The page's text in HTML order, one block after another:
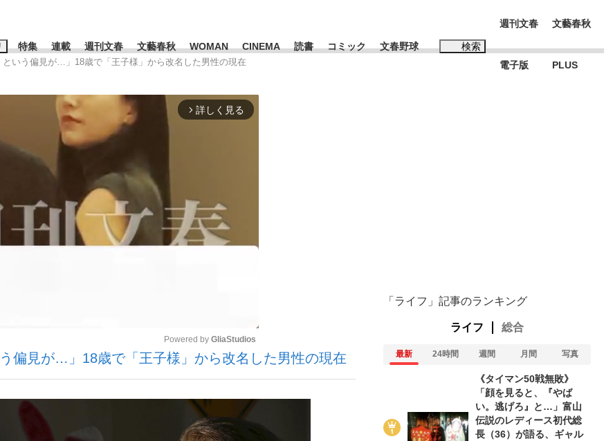
「クマが悪者扱いされているのが悲しい」『北の国から』倉本聰氏（91...
特集
いまさら聞けない資産運用のすべて
連載 週刊文春 文藝春秋 WOMAN CINEMA 読書 コミック 文春野球 検索
ードタグ一覧
#高市早苗 #森岡毅
週刊文春
電子版
文藝春秋
PLUS
いう偏見が…」18歳で「王子様」から改名した男性の現在
arrow_forward_ios 詳しく見る
Mute
Powered by GliaStudios
偏見が…」18歳で「王子様」から改名した男性の現在
「ライフ」記事のランキング
ライフ 総合
最新 24時間 週間 月間 写真
《タイマン50戦無敗》
「顔を見ると、『やば
い。逃げろ』と…」富山
伝説のレディース初代総
長（36）が語る、ギャル